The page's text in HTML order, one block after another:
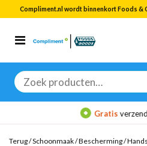
Compliment.nl wordt binnenkort Foods &
Zoeken
naar:
Categorieën
Bekijk alle
Gratis
Terug/Schoonmaak/Bescherming/